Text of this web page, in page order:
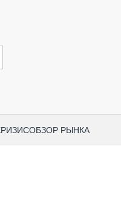
ОБЗОР РЫНКА